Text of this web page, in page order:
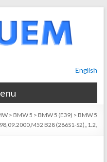
English
> BMW 5 > BMW 5 (E39) > BMW 5
B28 (286S1-S2),,1.2,